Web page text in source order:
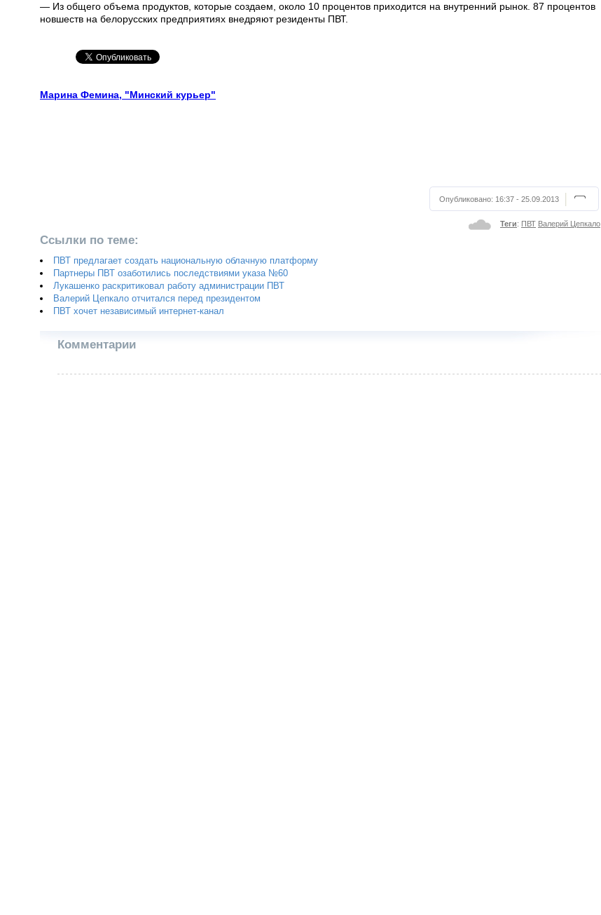
— Из общего объема продуктов, которые создаем, около 10 процентов приходится на внутренний рынок. 87 процентов
новшеств на белорусских предприятиях внедряют резиденты ПВТ.
Марина Фемина, "Минский курьер"
Опубликовано: 16:37 - 25.09.2013
Теги: ПВТ Валерий Цепкало
Ссылки по теме:
ПВТ предлагает создать национальную облачную платформу
Партнеры ПВТ озаботились последствиями указа №60
Лукашенко раскритиковал работу администрации ПВТ
Валерий Цепкало отчитался перед президентом
ПВТ хочет независимый интернет-канал
Комментарии